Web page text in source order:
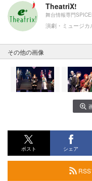
TheatriX!
舞台情報専門
演劇・ミュージカ
その他の画像
ポスト シェア
RSS